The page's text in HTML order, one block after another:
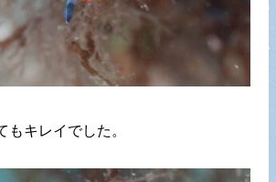
もキレイでした。